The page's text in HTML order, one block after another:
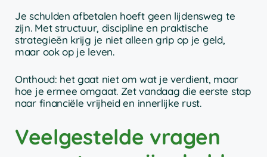
Je schulden afbetalen hoeft geen lijdensweg te
zijn. Met structuur, discipline en praktische
strategieën krijg je niet alleen grip op je geld,
maar ook op je leven.
Onthoud: het gaat niet om wat je verdient, maar
hoe je ermee omgaat. Zet vandaag die eerste stap
naar financiële vrijheid en innerlijke rust.
Veelgestelde vragen